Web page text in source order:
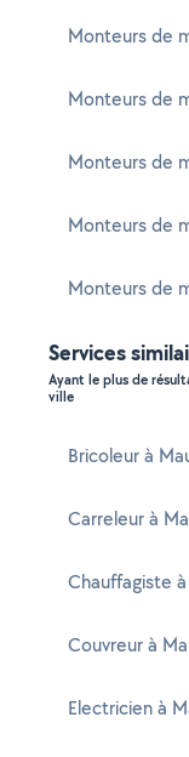
Monteurs de
Monteurs de
Monteurs de
Monteurs de
Monteurs de
Services
Ayant le plus de
ville
Bricoleur à
Carreleur à
Chauffagiste
Couvreur à
Electricien à